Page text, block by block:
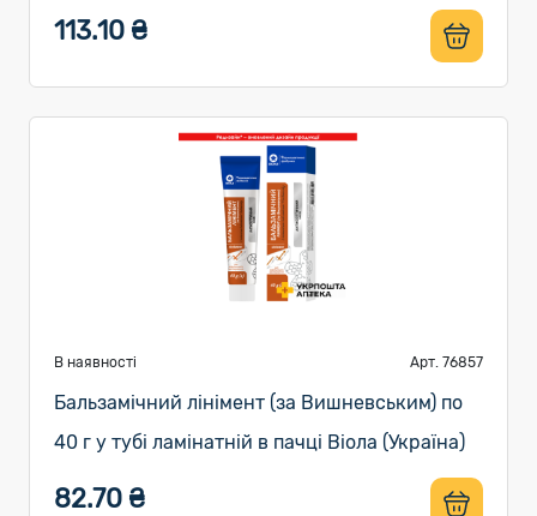
113.10 ₴
В наявності Арт. 76857
Бальзамічний лінімент (за Вишневським) по
40 г у тубі ламінатній в пачці Віола (Україна)
82.70 ₴